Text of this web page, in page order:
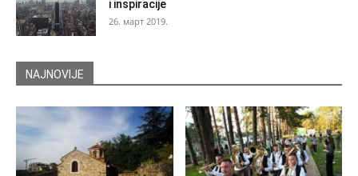
i inspiracije
26. март 2019.
NAJNOVIJE